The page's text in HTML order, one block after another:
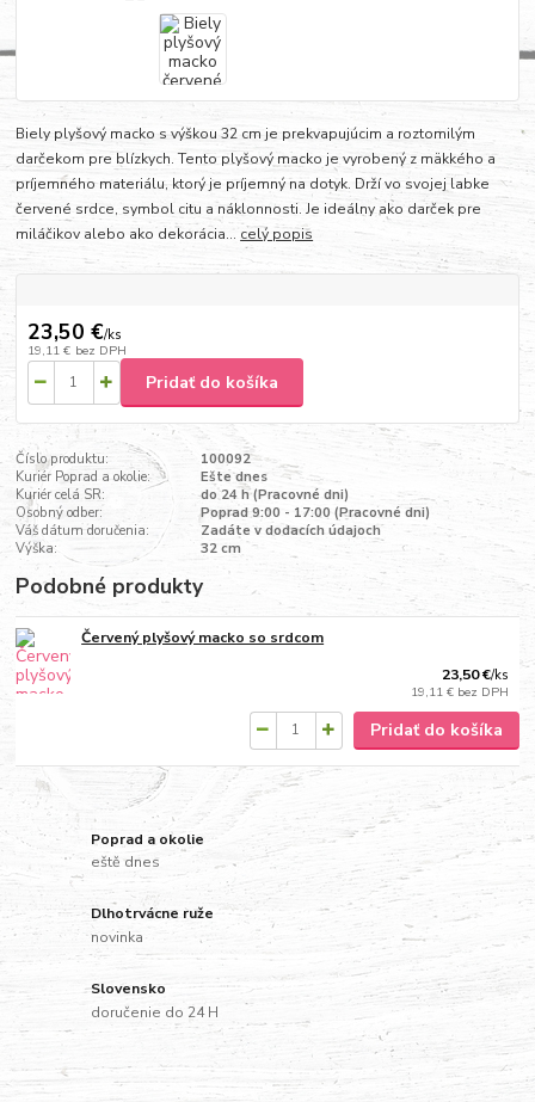
Biely plyšový macko s výškou 32 cm je prekvapujúcim a roztomilým
darčekom pre blízkych. Tento plyšový macko je vyrobený z mäkkého a
príjemného materiálu, ktorý je príjemný na dotyk. Drží vo svojej labke
červené srdce, symbol citu a náklonnosti. Je ideálny ako darček pre
miláčikov alebo ako dekorácia... celý popis
23,50 €/ks
19,11 € bez DPH
Pridať do košíka
Číslo produktu:
100092
Kuriér Poprad a okolie:
Ešte dnes
Kuriér celá SR:
do 24 h (Pracovné dni)
Osobný odber:
Poprad 9:00 - 17:00 (Pracovné dni)
Váš dátum doručenia:
Zadáte v dodacích údajoch
Výška:
32 cm
Podobné produkty
Červený plyšový macko so srdcom
23,50 €/ks
19,11 € bez DPH
Pridať do košíka
Poprad a okolie
eště dnes
Dlhotrvácne ruže
novinka
Slovensko
doručenie do 24 H